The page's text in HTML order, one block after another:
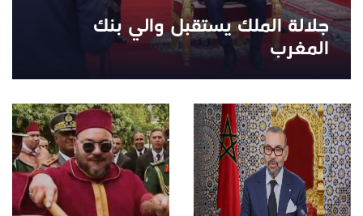
جلالة الملك يستقبل والي بنك
المغرب